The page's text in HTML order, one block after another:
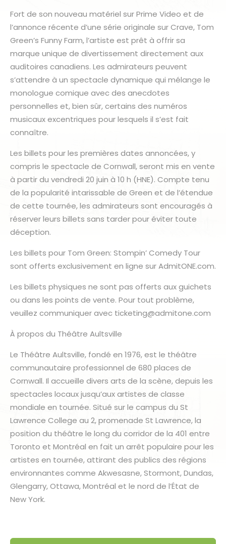
Fort de son nouveau matériel sur Prime Video et de
l’annonce récente d’une série originale sur Crave, Tom
Green’s Funny Farm, l’artiste est prêt à offrir sa
marque unique de divertissement directement aux
auditoires canadiens. Les admirateurs peuvent
s’attendre à un spectacle dynamique qui mélange le
monologue comique avec des anecdotes
personnelles et, bien sûr, certains des numéros
musicaux excentriques pour lesquels il s’est fait
connaître.
Les billets pour les premières dates annoncées, y
compris le spectacle de Cornwall, seront mis en vente
à partir du vendredi 20 juin à 10 h (HNE). Compte tenu
de la popularité intarissable de Green et de l’étendue
de cette tournée, les admirateurs sont encouragés à
réserver leurs billets sans tarder pour éviter toute
déception.
Les billets pour Tom Green: Stompin’ Comedy Tour
sont offerts exclusivement en ligne sur AdmitONE.com.
Les billets physiques ne sont pas offerts aux guichets
ou dans les points de vente. Pour tout problème,
veuillez communiquer avec ticketing@admitone.com
À propos du Théâtre Aultsville
Le Théâtre Aultsville, fondé en 1976, est le théâtre
communautaire professionnel de 680 places de
Cornwall. Il accueille divers arts de la scène, depuis les
spectacles locaux jusqu’aux artistes de classe
mondiale en tournée. Situé sur le campus du St
Lawrence College au 2, promenade St Lawrence, la
position du théâtre le long du corridor de la 401 entre
Toronto et Montréal en fait un arrêt populaire pour les
artistes en tournée, attirant des publics des régions
environnantes comme Akwesasne, Stormont, Dundas,
Glengarry, Ottawa, Montréal et le nord de l’État de
New York.